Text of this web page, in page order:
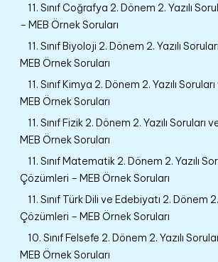
11. Sınıf Coğrafya 2. Dönem 2. Yazılı
– MEB Örnek Soruları
11. Sınıf Biyoloji 2. Dönem 2. Yazılı
MEB Örnek Soruları
11. Sınıf Kimya 2. Dönem 2. Yazılı
MEB Örnek Soruları
11. Sınıf Fizik 2. Dönem 2. Yazılı Soruları
MEB Örnek Soruları
11. Sınıf Matematik 2. Dönem 2. Yazılı
Çözümleri – MEB Örnek Soruları
11. Sınıf Türk Dili ve Edebiyatı 2. Dönem
Çözümleri – MEB Örnek Soruları
10. Sınıf Felsefe 2. Dönem 2. Yazılı
MEB Örnek Soruları